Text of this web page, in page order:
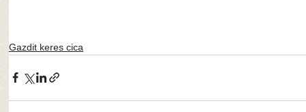
Gazdit keres cica